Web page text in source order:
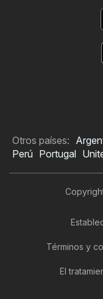
Otros países:
Perú Portugal
Términos y
El